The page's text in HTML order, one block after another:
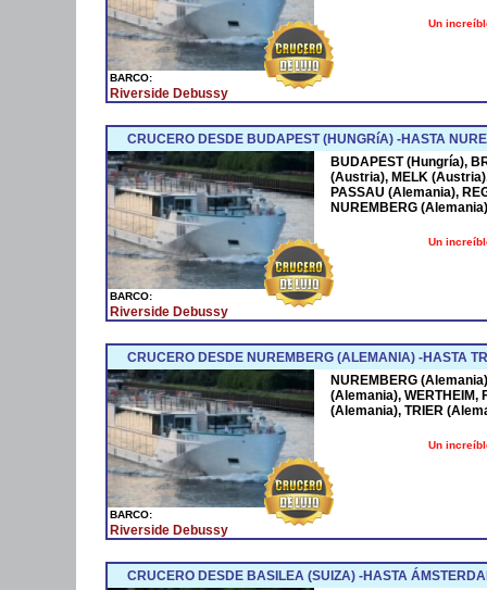
BARCO:
Riverside Debussy
Un
CRUCERO DESDE BUDAPEST (HUNGRíA) -HASTA
BARCO:
Riverside Debussy
BUDAPEST (Hungría),
(Austria), MELK
PASSAU (Alemania),
NUREMBERG
Un
CRUCERO DESDE NUREMBERG (ALEMANIA) -HASTA
BARCO:
Riverside Debussy
NUREMBERG
(Alemania), WERTHEIM,
(Alemania), TRIER
Un
CRUCERO DESDE BASILEA (SUIZA) -HASTA